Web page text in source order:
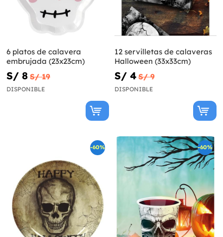
6 platos de calavera
embrujada (23x23cm)
S/ 8 S/ 19
DISPONIBLE
12 servilletas de calaveras
Halloween (33x33cm)
S/ 4 S/ 9
DISPONIBLE
-60% -60%